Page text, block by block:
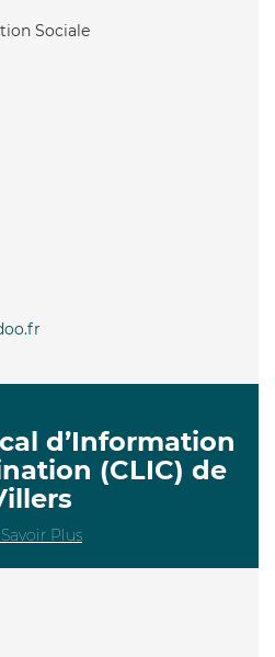
Sociale
d’Information
(CLIC) de
Plus